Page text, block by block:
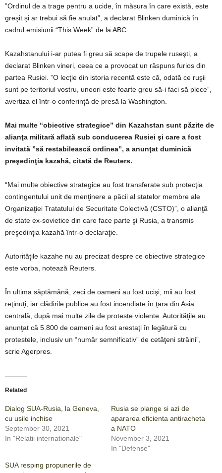
”Ordinul de a trage pentru a ucide, în măsura în care există, este
greşit şi ar trebui să fie anulat”, a declarat Blinken duminică în
cadrul emisiunii “This Week” de la ABC.
Kazahstanului i-ar putea fi greu să scape de trupele ruseşti, a
declarat Blinken vineri, ceea ce a provocat un răspuns furios din
partea Rusiei. ”O lecţie din istoria recentă este că, odată ce ruşii
sunt pe teritoriul vostru, uneori este foarte greu să-i faci să plece”,
avertiza el într-o conferinţă de presă la Washington.
Mai multe “obiective strategice” din Kazahstan sunt păzite de
alianţa militară aflată sub conducerea Rusiei şi care a fost
invitată ”să restabilească ordinea”, a anunţat duminică
preşedinţia kazahă, citată de Reuters.
“Mai multe obiective strategice au fost transferate sub protecţia
contingentului unit de menţinere a păcii al statelor membre ale
Organizaţiei Tratatului de Securitate Colectivă (CSTO)”, o alianţă
de state ex-sovietice din care face parte şi Rusia, a transmis
preşedinţia kazahă într-o declaraţie.
Autorităţile kazahe nu au precizat despre ce obiective strategice
este vorba, notează Reuters.
În ultima săptămână, zeci de oameni au fost ucişi, mii au fost
reţinuţi, iar clădirile publice au fost incendiate în ţara din Asia
centrală, după mai multe zile de proteste violente. Autorităţile au
anunţat că 5.800 de oameni au fost arestaţi în legătură cu
protestele, inclusiv un “număr semnificativ” de cetăţeni străini”,
scrie Agerpres.
Related
Dialog SUA-Rusia, la Geneva,
cu usile inchise
September 30, 2021
In "Relatii internationale"
Rusia se plange si azi de
apararea eficienta antiracheta
a NATO
November 3, 2021
In "Defense"
SUA resping propunerile de